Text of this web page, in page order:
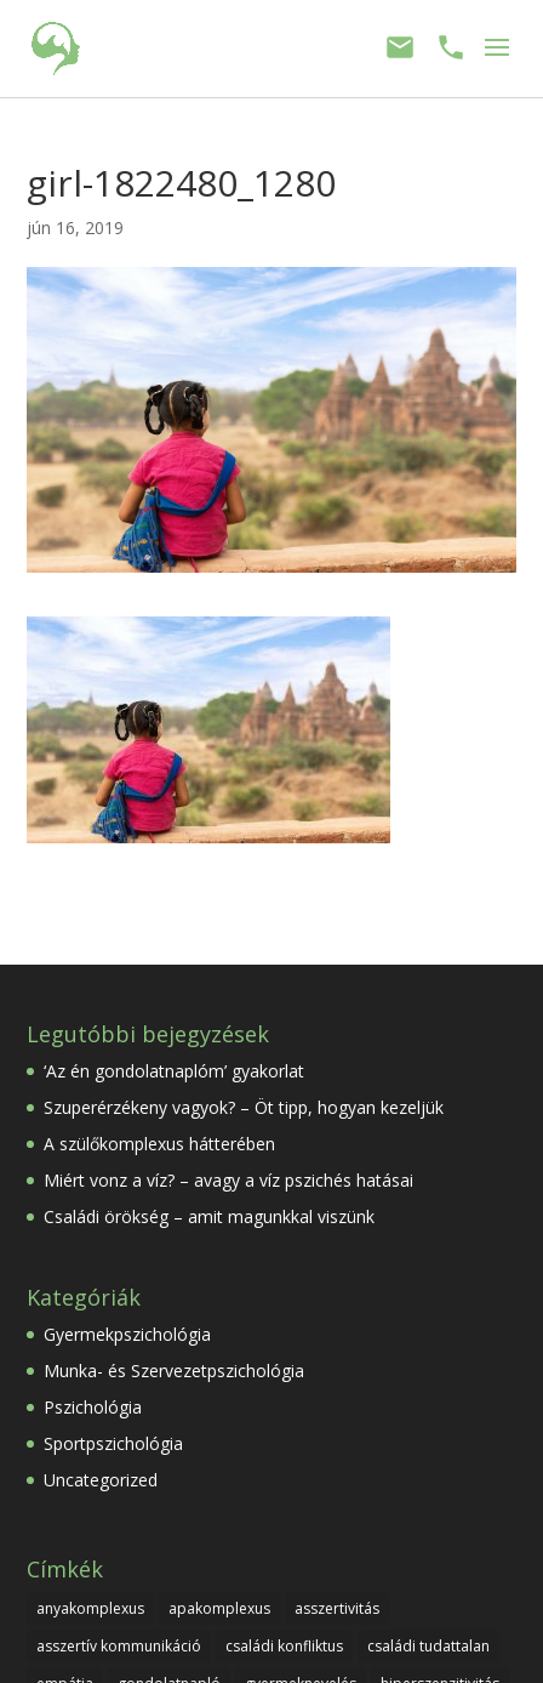
girl-1822480_1280
jún 16, 2019
Legutóbbi bejegyzések
‘Az én gondolatnaplóm’ gyakorlat
Szuperérzékeny vagyok? – Öt tipp, hogyan kezeljük
A szülőkomplexus hátterében
Miért vonz a víz? – avagy a víz pszichés hatásai
Családi örökség – amit magunkkal viszünk
Kategóriák
Gyermekpszichológia
Munka- és Szervezetpszichológia
Pszichológia
Sportpszichológia
Uncategorized
Címkék
anyakomplexus apakomplexus
asszertivitás
asszertív kommunikáció
családi konfliktus
családi tudattalan